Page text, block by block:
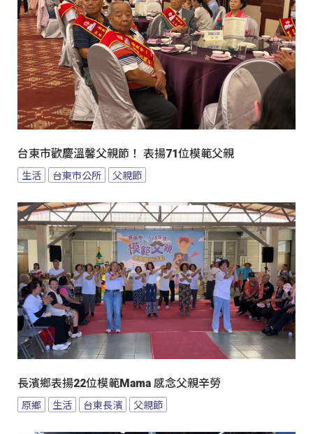
台東市歡慶溫馨父親節！ 表揚71位模範父親
生活 台東市公所 父親節
長濱鄉表揚22位模範Mama 感念父親辛勞
原鄉 生活 台東長濱 父親節